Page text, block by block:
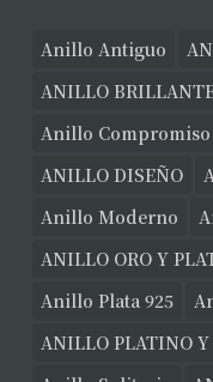
Anillo Antiguo
ANILLO
Anillo Compromiso
ANILLO DISEÑO
Anillo Moderno
ANILLO ORO Y
Anillo Plata 925
ANILLO PLATINO Y